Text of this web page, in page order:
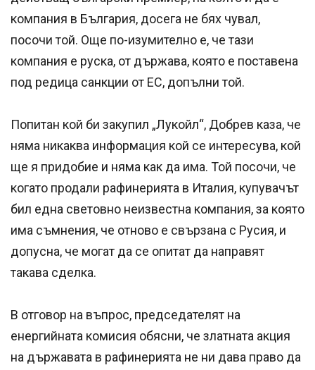
компания в България, досега не бях чувал,
посочи той. Още по-изумително е, че тази
компания е руска, от държава, която е поставена
под редица санкции от ЕС, допълни той.
Попитан кой би закупил „Лукойл“, Добрев каза, че
няма никаква информация кой се интересува, кой
ще я придобие и няма как да има. Той посочи, че
когато продали рафинерията в Италия, купувачът
бил една световно неизвестна компания, за която
има съмнения, че отново е свързана с Русия, и
допусна, че могат да се опитат да направят
такава сделка.
В отговор на въпрос, председателят на
енергийната комисия обясни, че златната акция
на държавата в рафинерията не ни дава право да